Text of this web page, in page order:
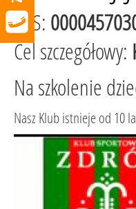
KRS:
Cel szczegółowy:
Na szkolenie
Nasz Klub istnieje od 10